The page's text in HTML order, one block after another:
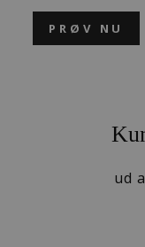
PRØV NU
ud